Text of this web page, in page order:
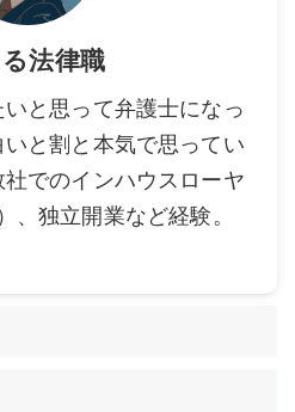
法律職
と思って弁護士になっ
と割と本気で思ってい
でのインハウスローヤ
、独立開業など経験。